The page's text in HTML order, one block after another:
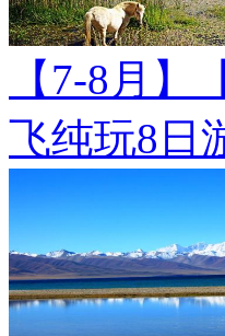
【7-8月
飞纯玩8日